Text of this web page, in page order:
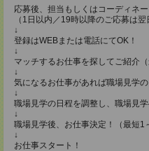
応募後、担当もしくはコーディネ
（1日以内／19時以降のご応募は
↓
登録はWEBまたは電話にてOK！
↓
マッチするお仕事を探してご紹介（
↓
気になるお仕事があれば職場見学の
↓
職場見学の日程を調整し、職場見
↓
職場見学後、お仕事決定！（最短1
↓
お仕事スタート！